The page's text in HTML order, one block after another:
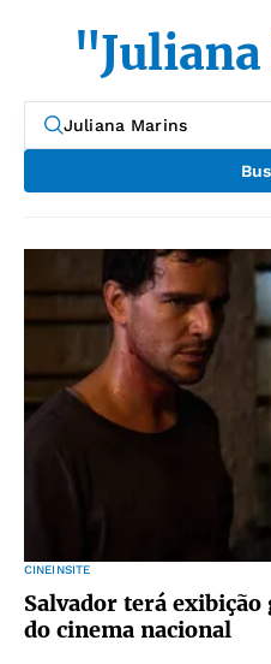
CINEINSITE
Salvador terá
do cinema nacional